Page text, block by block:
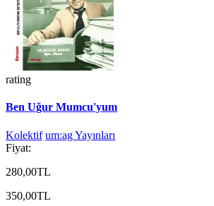
rating
Ben Uğur Mumcu'yum
Kolektif um:ag Yayınları
Fiyat:
280,00TL
350,00TL